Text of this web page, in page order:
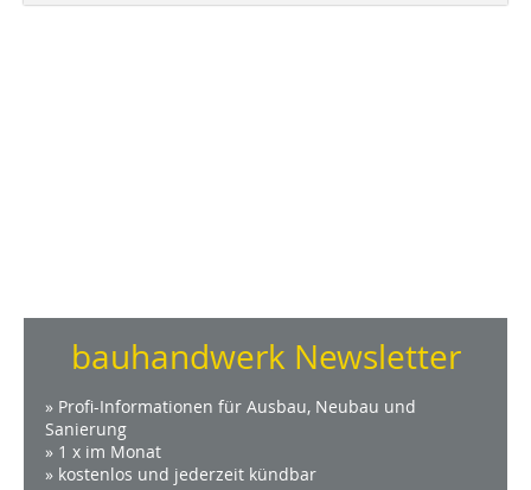
bauhandwerk Newsletter
» Profi-Informationen für Ausbau, Neubau und
Sanierung
» 1 x im Monat
» kostenlos und jederzeit kündbar